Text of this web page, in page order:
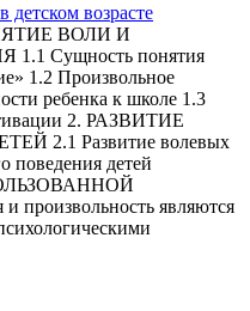
детском возрасте
ВОЛИ И
Сущность понятия
1.2 Произвольное
ребенка к школе 1.3
2. РАЗВИТИЕ
2.1 Развитие волевых
поведения детей
являются